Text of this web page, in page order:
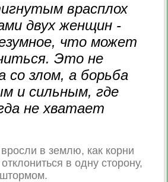
врасплох
двух женщин -
что может
Это не
со злом, а борьба
и сильным, где
не хватает
в землю, как корни
в одну сторону,